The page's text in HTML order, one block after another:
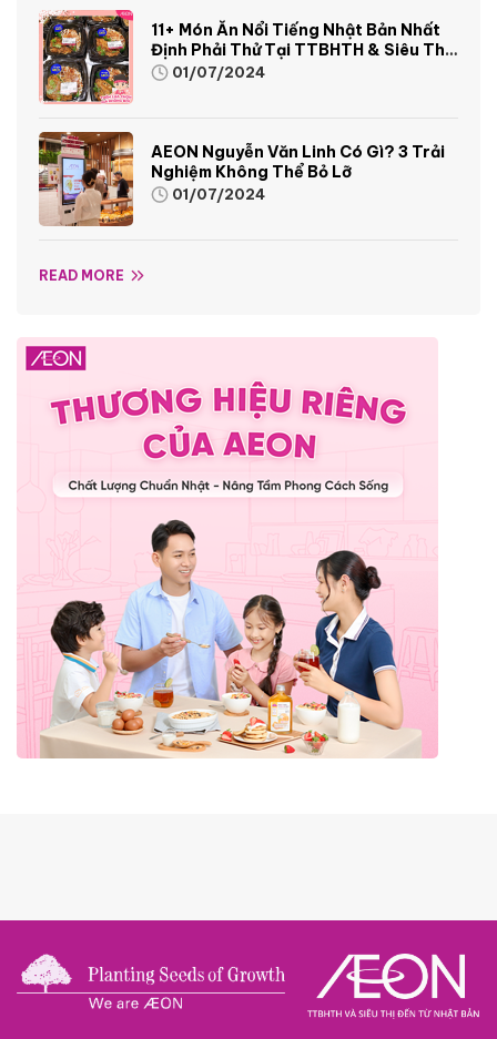
11+ Món Ăn Nổi Tiếng Nhật Bản Nhất
Định Phải Thử Tại TTBHTH & Siêu Thị
AEON01/07/2024
AEON Nguyễn Văn Linh Có Gì? 3 Trải
Nghiệm Không Thể Bỏ Lỡ
01/07/2024
READ MORE